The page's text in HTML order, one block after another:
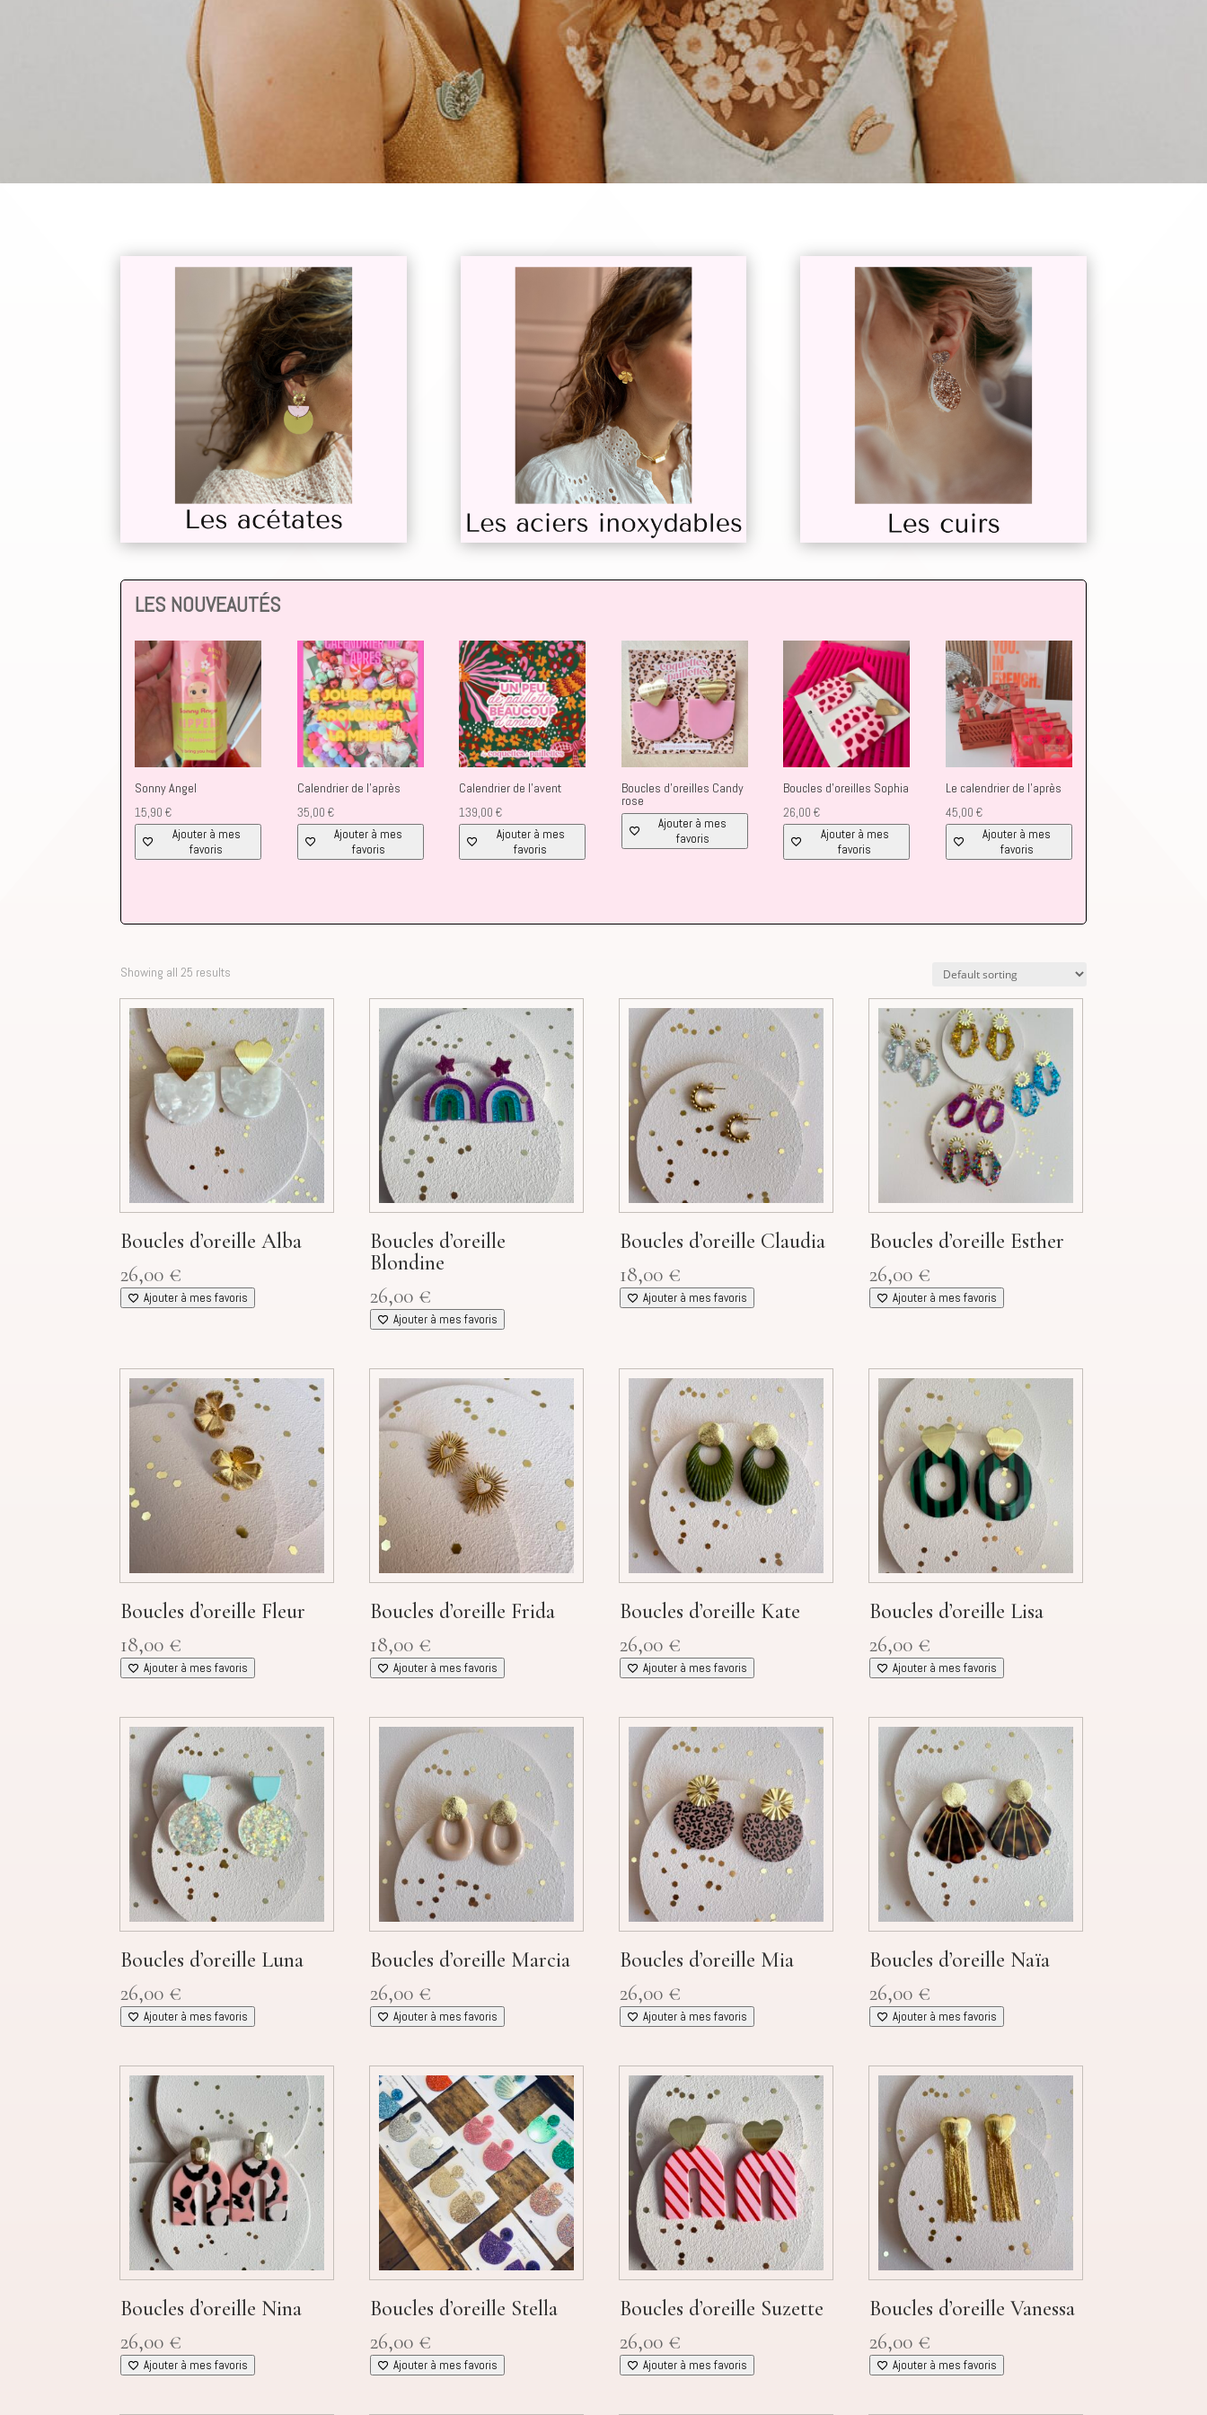
LES NOUVEAUTÉS
Sonny Angel
15,90€
Ajouter à mes
favoris
Calendrier de l’après
35,00 €
Ajouter à mes
favoris
Calendrier de l’avent
139,00€
Ajouter à mes
favoris
Boucles d’oreilles Candy
rose
Ajouter à mes
favoris
Boucles d’oreilles Sophia
26,00€
Ajouter à mes
favoris
Le calendrier de l’après
45,00 €
Ajouter à mes
favoris
Showing all 25 results
Boucles d’oreille Alba
26,00 €
Ajouter à mes favoris
Boucles d’oreille
Blondine
26,00 €
Ajouter à mes favoris
Boucles d’oreille Claudia
18,00 €
Ajouter à mes favoris
Boucles d’oreille Esther
26,00 €
Ajouter à mes favoris
Boucles d’oreille Fleur
18,00 €
Ajouter à mes favoris
Boucles d’oreille Frida
18,00 €
Ajouter à mes favoris
Boucles d’oreille Kate
26,00 €
Ajouter à mes favoris
Boucles d’oreille Lisa
26,00 €
Ajouter à mes favoris
Boucles d’oreille Luna
26,00 €
Ajouter à mes favoris
Boucles d’oreille Marcia
26,00 €
Ajouter à mes favoris
Boucles d’oreille Mia
26,00 €
Ajouter à mes favoris
Boucles d’oreille Naïa
26,00 €
Ajouter à mes favoris
Boucles d’oreille Nina
26,00 €
Ajouter à mes favoris
Boucles d’oreille Stella
26,00 €
Ajouter à mes favoris
Boucles d’oreille Suzette
26,00 €
Ajouter à mes favoris
Boucles d’oreille Vanessa
26,00 €
Ajouter à mes favoris